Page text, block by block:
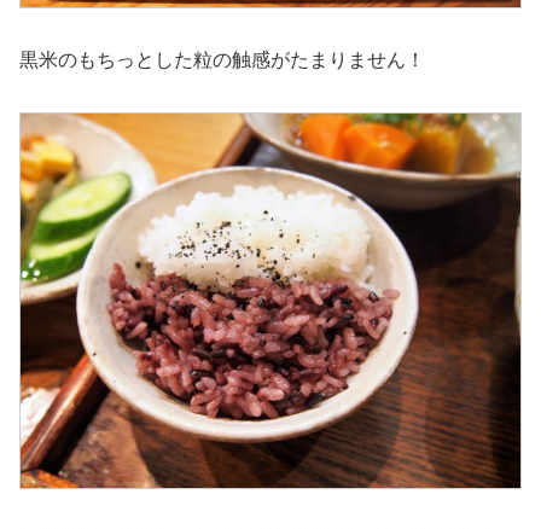
黒米のもちっとした粒の触感がたまりません！